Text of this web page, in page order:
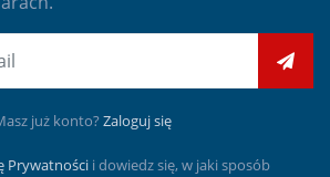
już konto? Zaloguj się
Prywatności i dowiedz się, w jaki sposób